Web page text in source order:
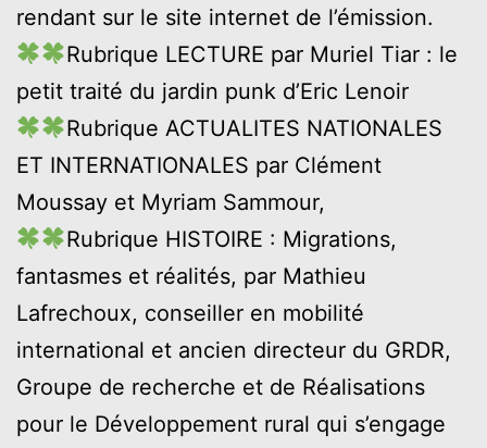
rendant sur le site internet de l’émission.
Rubrique LECTURE par Muriel Tiar : le
petit traité du jardin punk d’Eric Lenoir
Rubrique ACTUALITES NATIONALES
ET INTERNATIONALES par Clément
Moussay et Myriam Sammour,
Rubrique HISTOIRE : Migrations,
fantasmes et réalités, par Mathieu
Lafrechoux, conseiller en mobilité
international et ancien directeur du GRDR,
Groupe de recherche et de Réalisations
pour le Développement rural qui s’engage